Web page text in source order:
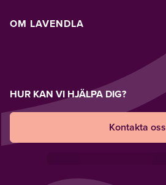
OM LAVENDLA
HUR KAN VI HJÄLPA DIG?
Kontakta oss